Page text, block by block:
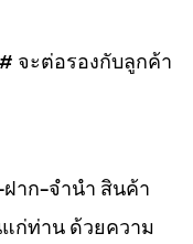
จะต่อรองกับลูกค้า
าก-จำนำ สินค้า
ก่ท่าน ด้วยความ